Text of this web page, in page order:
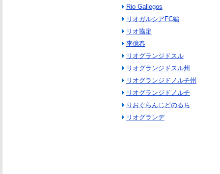
Rio Gallegos
リオガルシアFC編
リオ協定
李億春
リオグランジドスル
リオグランジドスル州
リオグランジドノルチ州
リオグランジドノルチ
りおぐらんじどのるち
リオグランデ